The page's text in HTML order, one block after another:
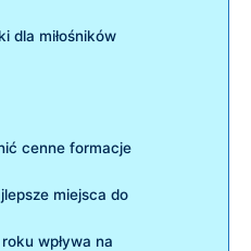
dla miłośników
cenne formacje
miejsca do
wpływa na